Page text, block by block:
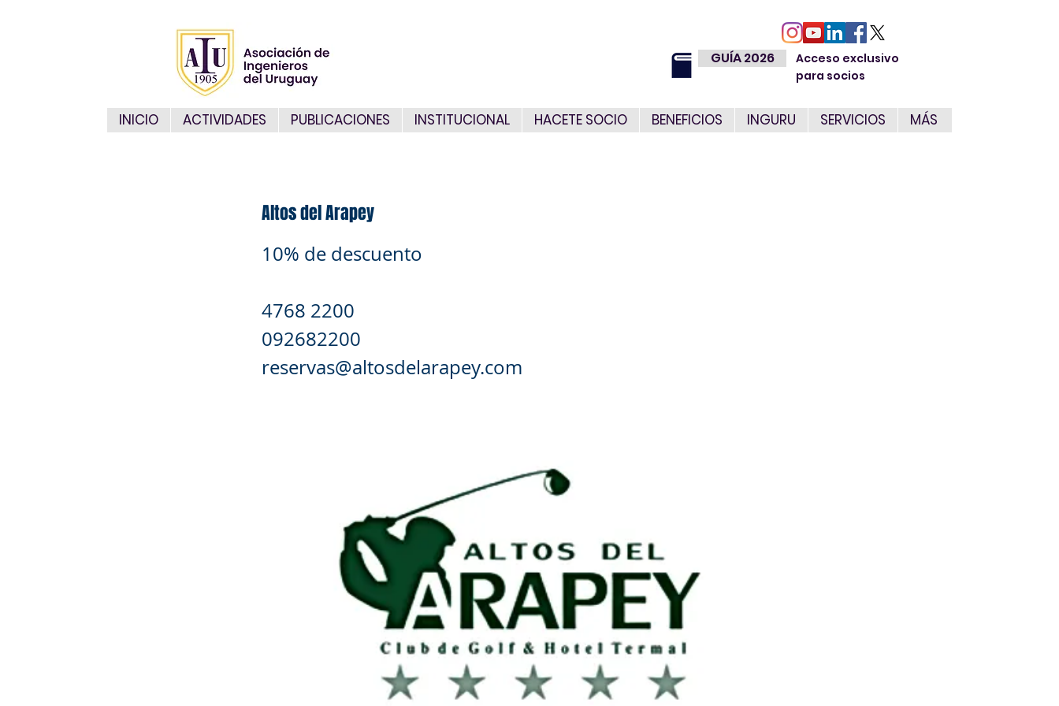
GUÍA 2026
Acceso exclusivo
para socios
INICIO ACTIVIDADES PUBLICACIONES INSTITUCIONAL HACETE SOCIO BENEFICIOS INGURU SERVICIOS MÁS
Altos del Arapey
10% de descuento
4768 2200
092682200
reservas@altosdelarapey.com